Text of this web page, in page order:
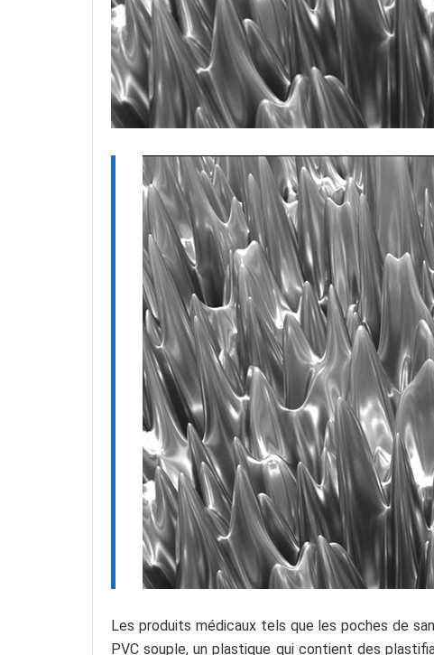
Les produits médicaux tels que les poches de
PVC souple, un plastique qui contient des